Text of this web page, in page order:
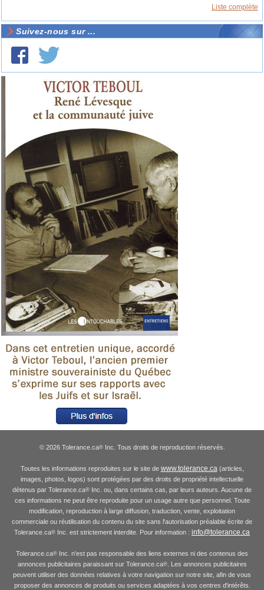
Liste complète
Suivez-nous sur ...
© 2026 Tolerance.ca®Inc. Tous droits de reproduction réservés.
Toutes les informations reproduites sur le site de www.tolerance.ca(articles,
images, photos, logos) sont protégées par des droits de propriété intellectuelle
détenus par Tolerance.ca® Inc. ou, dans certains cas, par leurs auteurs. Aucune de
ces informations ne peut être reproduite pour un usage autre que personnel. Toute
modification, reproduction à large diffusion, traduction, vente, exploitation
commerciale ou réutilisation du contenu du site sans l'autorisation préalable écrite de
Tolerance.ca® Inc. est strictement interdite. Pour information : info@tolerance.ca
Tolerance.ca® Inc. n'est pas responsable des liens externes ni des contenus des
annonces publicitaires paraissant sur Tolerance.ca®. Les annonces publicitaires
peuvent utiliser des données relatives à votre navigation sur notre site, afin de vous
proposer des annonces de produits ou services adaptées à vos centres d'intérêts.